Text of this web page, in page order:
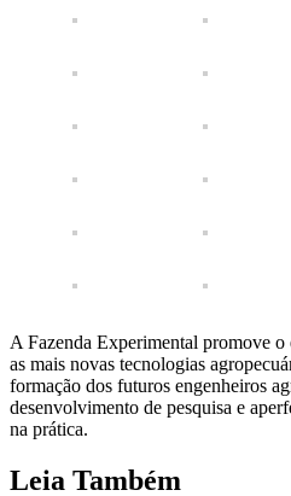
A Fazenda Experimental promove
as mais novas tecnologias
formação dos futuros engenheiros
desenvolvimento de pesquisa e
na prática.
Leia Também